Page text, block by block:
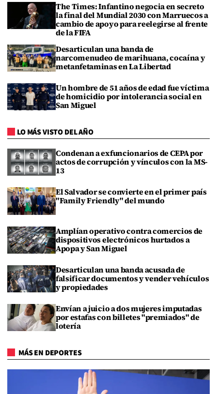
The Times: Infantino negocia en secreto
la final del Mundial 2030 con Marruecos a
cambio de apoyo para reelegirse al frente
de la FIFA
Desarticulan una banda de
narcomenudeo de marihuana, cocaína y
metanfetaminas en La Libertad
Un hombre de 51 años de edad fue víctima
de homicidio por intolerancia social en
San Miguel
LO MÁS VISTO DEL AÑO
Condenan a exfuncionarios de CEPA por
actos de corrupción y vínculos con la MS-
13
El Salvador se convierte en el primer país
"Family Friendly" del mundo
Amplían operativo contra comercios de
dispositivos electrónicos hurtados a
Apopa y San Miguel
Desarticulan una banda acusada de
falsificar documentos y vender vehículos
y propiedades
Envían a juicio a dos mujeres imputadas
por estafas con billetes "premiados" de
lotería
MÁS EN DEPORTES